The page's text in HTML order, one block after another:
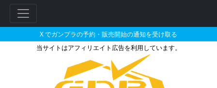
X でガンプラの予約・販売開始の通知を受け取る
当サイトはアフィリエイト広告を利用しています。
ガンダムアストレイターンレッ